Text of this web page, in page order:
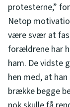
protesterne,”
Netop
være svær at
forældrene har
ham. De vidste
hen med, at
brække begge